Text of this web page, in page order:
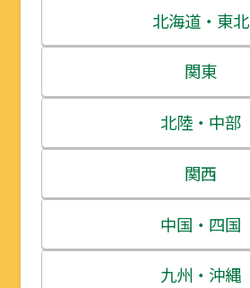
北海道・東北
北海道
青森県
岩手県
宮城県
秋田県
関東
茨城県
栃木県
群馬県
埼玉県
北陸・中部
新潟県
富山県
石川県
関西
三重県
滋賀県
中国・四国
鳥取県
九州・沖縄